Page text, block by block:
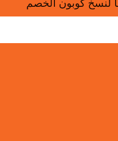
لنسخ كوبون الخصم